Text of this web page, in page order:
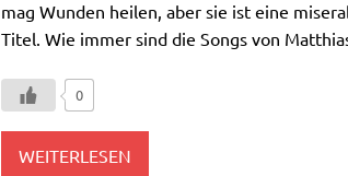
mag Wunden heilen, aber sie ist eine
Titel. Wie immer sind die Songs von
0
WEITERLESEN